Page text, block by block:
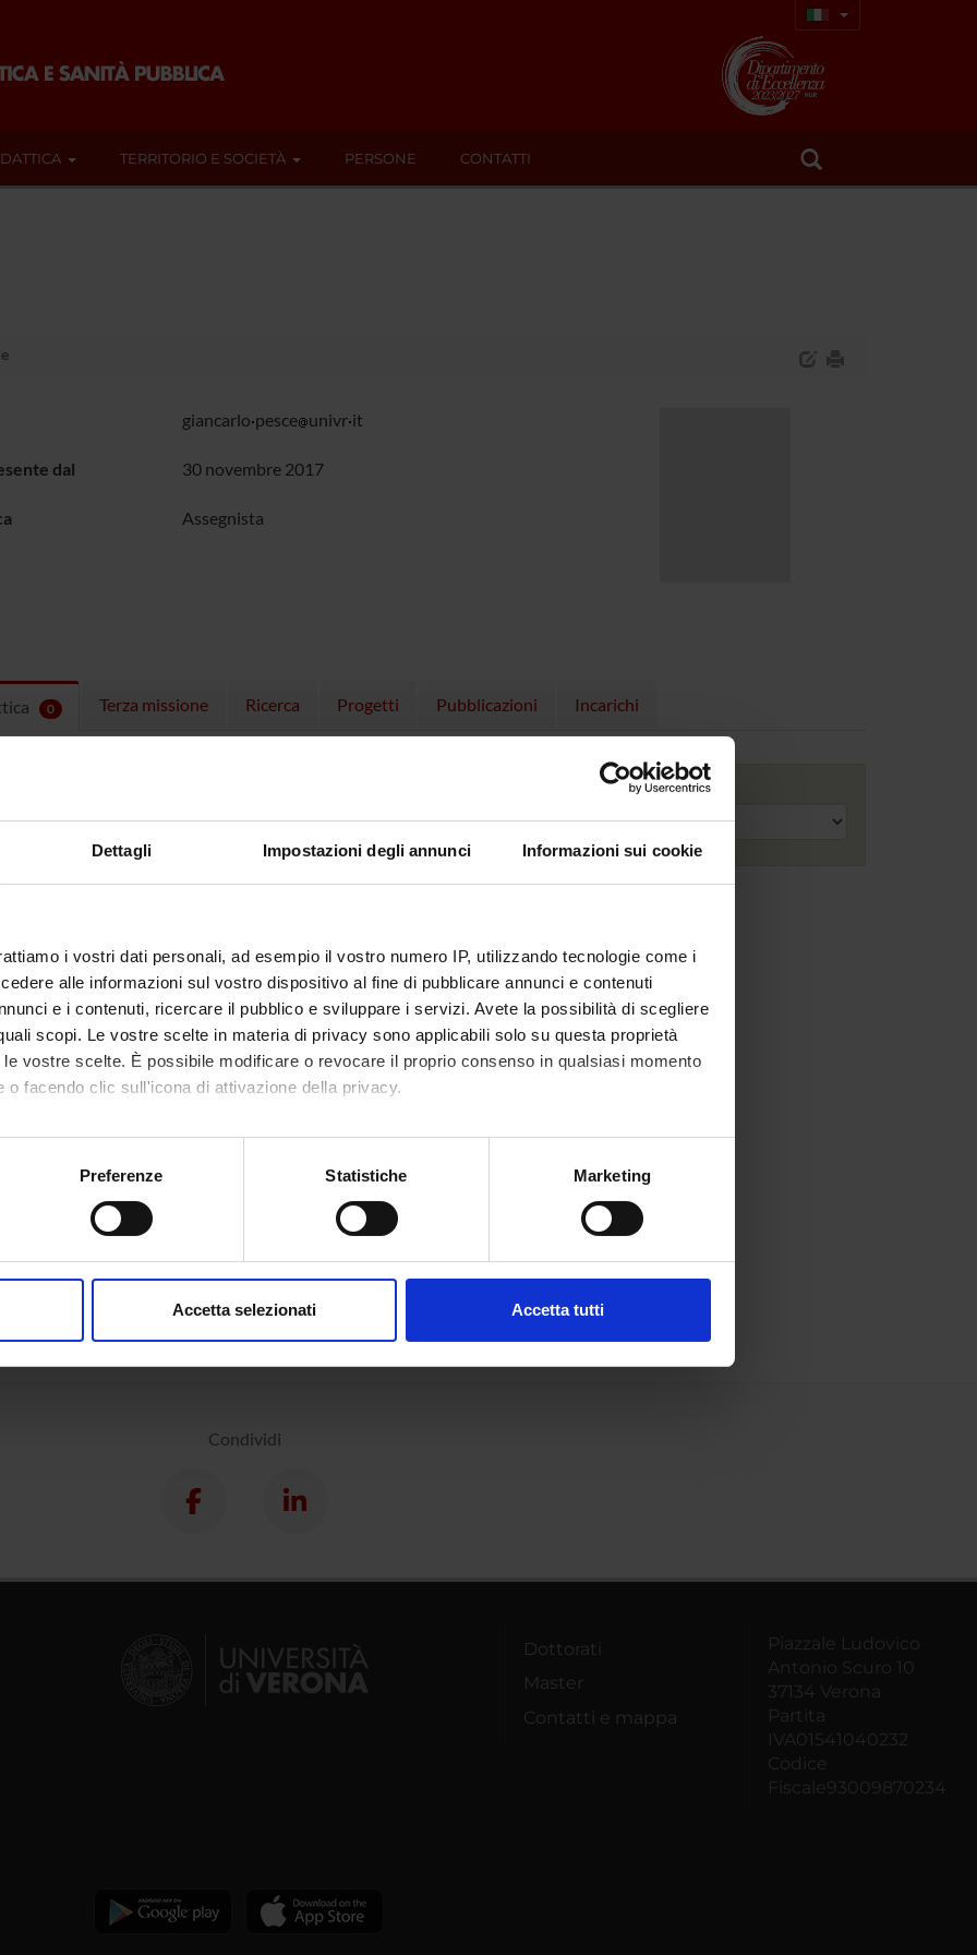
Dettagli Impostazioni degli annunci Informazioni sui cookie
i vostri dati personali, ad esempio il vostro numero IP, utilizzando tecnologie come i
alle informazioni sul vostro dispositivo al fine di pubblicare annunci e contenuti
e i contenuti, ricercare il pubblico e sviluppare i servizi. Avete la possibilità di scegliere
scopi. Le vostre scelte in materia di privacy sono applicabili solo su questa proprietà
vostre scelte. È possibile modificare o revocare il proprio consenso in qualsiasi momento
o facendo clic sull'icona di attivazione della privacy.
anche:
sulla tua posizione geografica, con un'approssimazione di qualche metro,
in qualsiasi momento dalla Dichiarazione sui cookie.
Preferenze Statistiche Marketing
Accetta selezionati Accetta tutti
TERRITORIO E SOCIETÀ PERSONE CONTATTI
giancarlo pesce univr it
dal 30 novembre 2017
Assegnista
0 Terza missione Ricerca Progetti Pubblicazioni Incarichi
attivi nel periodo selezionato:0.
per vedere orari e dettagli del corso.
Anno accademico
Condividi
Dottorati
Master
Contatti e mappa
Piazzale Ludovico
Antonio Scuro 10
37134 Verona
Partita
IVA01541040232
Codice
Fiscale93009870234